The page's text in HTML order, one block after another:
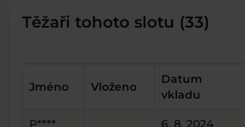
Těžaři tohoto slotu (33)
Jméno Vloženo
Datum
vkladu
P****
6. 8. 2024